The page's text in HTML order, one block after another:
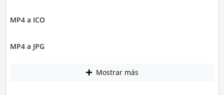
MP4 a ICO
MP4 a JPG
Mostrar más